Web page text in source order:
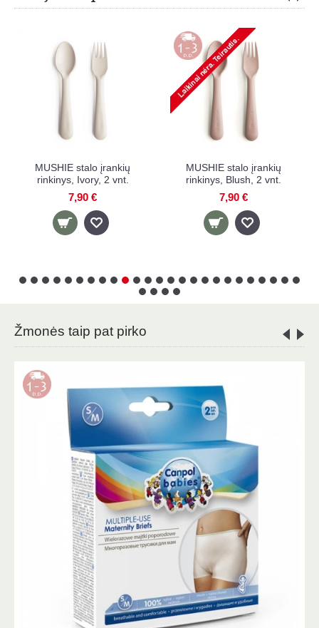
stalo įrankių
Ivory, 2 vnt.
MUSHIE stalo įrankių
rinkinys, Blush, 2 vnt.
Žmonės taip pat pirko